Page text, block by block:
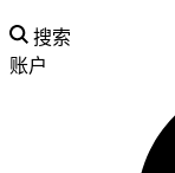
搜索
账户